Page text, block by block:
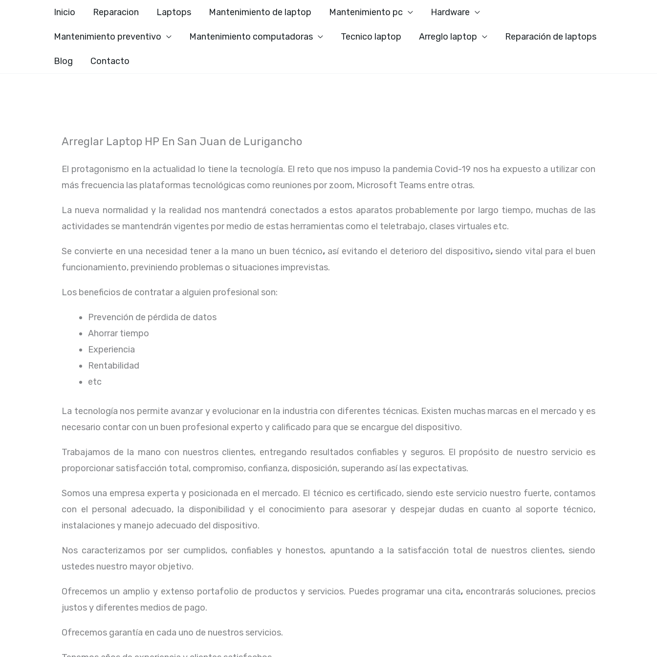
Inicio Reparacion Laptops Mantenimiento de laptop Mantenimiento pc Hardware
Mantenimiento preventivo Mantenimiento computadoras Tecnico laptop Arreglo laptop Reparación de laptops
Blog Contacto
Arreglar Laptop HP En San Juan de Lurigancho
El protagonismo en la actualidad lo tiene la tecnología. El reto que nos impuso la pandemia Covid-19 nos ha expuesto a utilizar con
más frecuencia las plataformas tecnológicas como reuniones por zoom, Microsoft Teams entre otras.
La nueva normalidad y la realidad nos mantendrá conectados a estos aparatos probablemente por largo tiempo, muchas de las
actividades se mantendrán vigentes por medio de estas herramientas como el teletrabajo, clases virtuales etc.
Se convierte en una necesidad tener a la mano un buen técnico, así evitando el deterioro del dispositivo, siendo vital para el buen
funcionamiento, previniendo problemas o situaciones imprevistas.
Los beneficios de contratar a alguien profesional son:
Prevención de pérdida de datos
Ahorrar tiempo
Experiencia
Rentabilidad
etc
La tecnología nos permite avanzar y evolucionar en la industria con diferentes técnicas. Existen muchas marcas en el mercado y es
necesario contar con un buen profesional experto y calificado para que se encargue del dispositivo.
Trabajamos de la mano con nuestros clientes, entregando resultados confiables y seguros. El propósito de nuestro servicio es
proporcionar satisfacción total, compromiso, confianza, disposición, superando así las expectativas.
Somos una empresa experta y posicionada en el mercado. El técnico es certificado, siendo este servicio nuestro fuerte, contamos
con el personal adecuado, la disponibilidad y el conocimiento para asesorar y despejar dudas en cuanto al soporte técnico,
instalaciones y manejo adecuado del dispositivo.
Nos caracterizamos por ser cumplidos, confiables y honestos, apuntando a la satisfacción total de nuestros clientes, siendo
ustedes nuestro mayor objetivo.
Ofrecemos un amplio y extenso portafolio de productos y servicios. Puedes programar una cita, encontrarás soluciones, precios
justos y diferentes medios de pago.
Ofrecemos garantía en cada uno de nuestros servicios.